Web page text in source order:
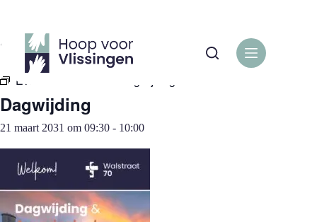
inhoud
« Alle Evenementen
Evenementenreeks:
Dagwijding
21 maart 2031 om 09:30 - 10:00